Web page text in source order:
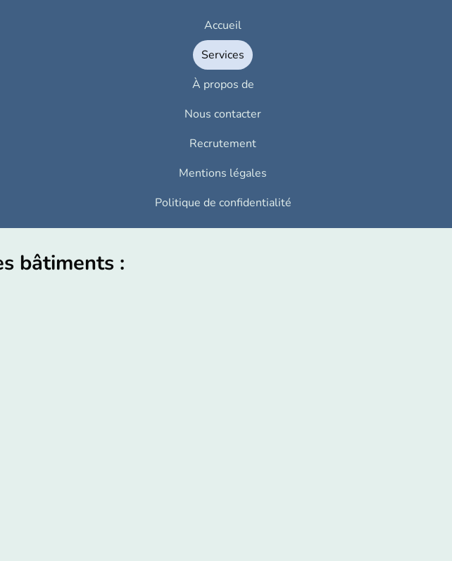
Accueil
Services
À propos de
Nous contacter
Recrutement
Mentions légales
Politique de confidentialité
bâtiments :